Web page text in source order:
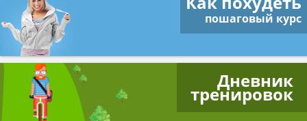
пошаговый курс
Дневник
тренировок